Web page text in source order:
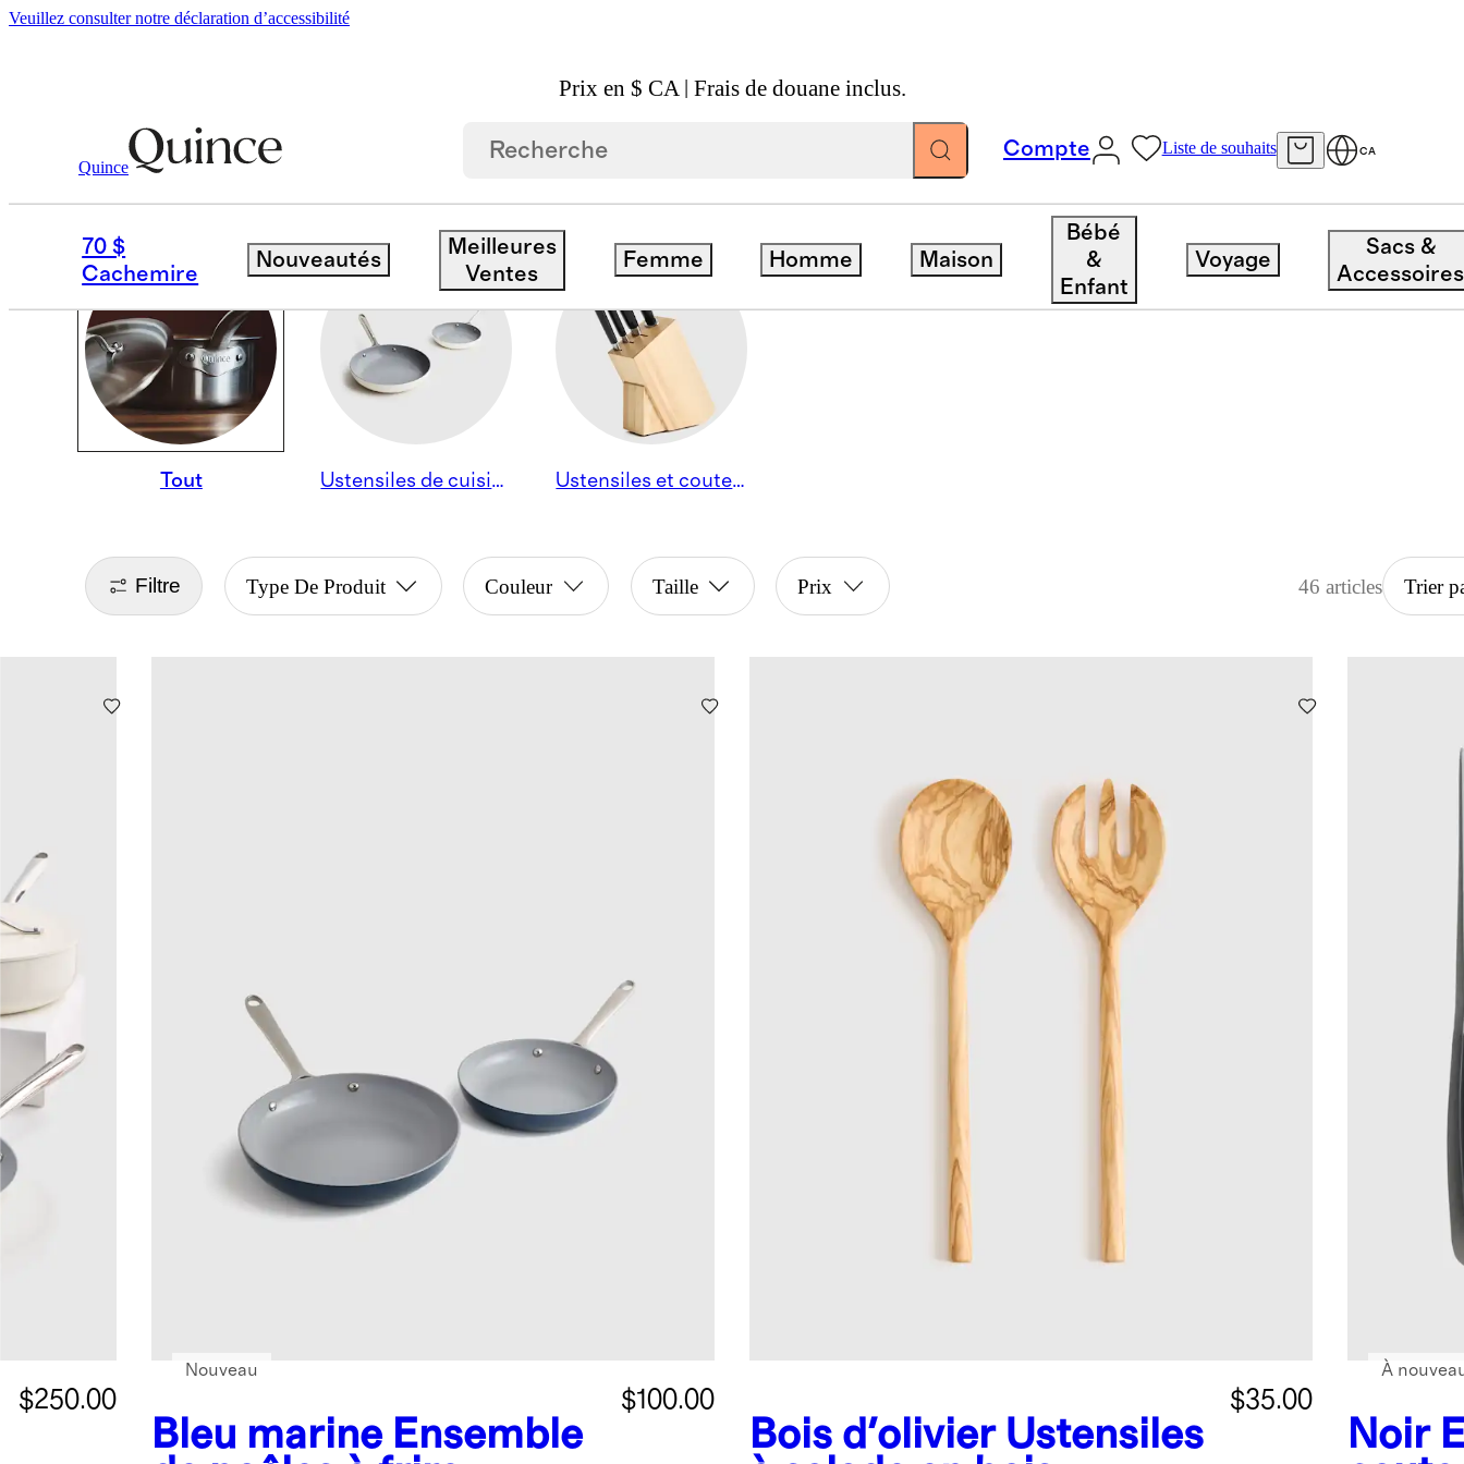
Veuillez consulter notre déclaration d’accessibilité
Prix en $ CA | Frais de douane inclus.
Quince
Compte Liste de souhaits CA
70 $
Cachemire
Nouveautés
Meilleures
Ventes
Femme Homme Maison
Bébé
&
Enfant
Voyage
Sacs &
Accessoires
ALL COOKWARE
Tout Ustensiles de cuisine Ustensiles et coutellerie
Filtre Type De Produit Couleur Taille Prix 46 articles Trier
$250.00
Bleu marine Ensemble
$100.00
Nouveau
Bois d'olivier Ustensiles
$35.00
Noir
À